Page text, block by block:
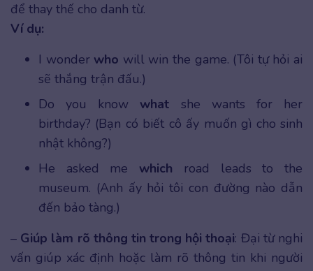
để thay thế cho danh từ.
Ví dụ:
I wonder who will win the game. (Tôi tự hỏi ai
sẽ thắng trận đấu.)
Do you know what she wants for her
birthday? (Bạn có biết cô ấy muốn gì cho sinh
nhật không?)
He asked me which road leads to the
museum. (Anh ấy hỏi tôi con đường nào dẫn
đến bảo tàng.)
– Giúp làm rõ thông tin trong hội thoại: Đại từ nghi
vấn giúp xác định hoặc làm rõ thông tin khi người